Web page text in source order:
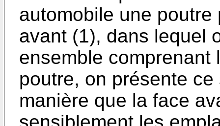
automobile une
avant (1), dans lequel
ensemble
poutre, on présente
manière que la face